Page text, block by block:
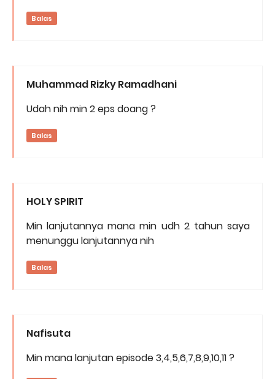
Balas
Muhammad Rizky Ramadhani
Udah nih min 2 eps doang ?
Balas
HOLY SPIRIT
Min lanjutannya mana min udh 2 tahun saya
menunggu lanjutannya nih
Balas
Nafisuta
Min mana lanjutan episode 3,4,5,6,7,8,9,10,11 ?